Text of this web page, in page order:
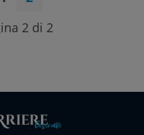
2 di 2